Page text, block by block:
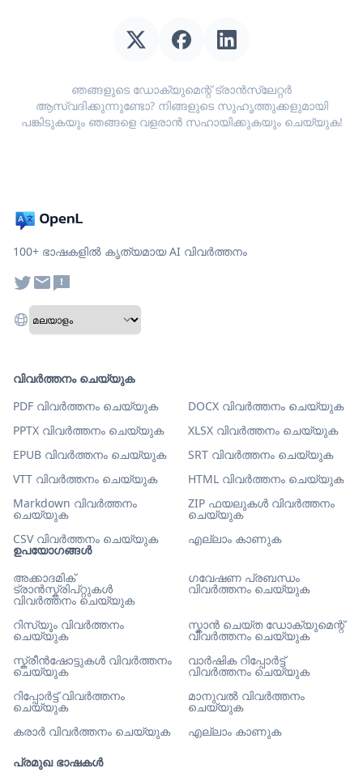
ഞങ്ങളുടെ ഡോക്യുമെന്റ് ട്രാൻസ്ലേറ്റർ
ആസ്വദിക്കുന്നുണ്ടോ? നിങ്ങളുടെ സുഹൃത്തുക്കളുമായി
പങ്കിടുകയും ഞങ്ങളെ വളരാൻ സഹായിക്കുകയും ചെയ്യുക!
100+ ഭാഷകളിൽ കൃത്യമായ AI വിവർത്തനം
ഉപയോഗങ്ങൾ
അക്കാദമിക്
ട്രാൻസ്ക്രിപ്റ്റുകൾ
വിവർത്തനം ചെയ്യുക
ഗവേഷണ പ്രബന്ധം
വിവർത്തനം ചെയ്യുക
റിസ്യൂം വിവർത്തനം
ചെയ്യുക
സ്കാൻ ചെയ്ത ഡോക്യുമെന്റ്
വിവർത്തനം ചെയ്യുക
സ്ക്രീൻഷോട്ടുകൾ വിവർത്തനം
ചെയ്യുക
വാർഷിക റിപ്പോർട്ട്
വിവർത്തനം ചെയ്യുക
റിപ്പോർട്ട് വിവർത്തനം
ചെയ്യുക
മാനുവൽ വിവർത്തനം
ചെയ്യുക
കരാർ വിവർത്തനം ചെയ്യുക
എല്ലാം കാണുക
പ്രമുഖ ഭാഷകൾ
വിവർത്തനം ചെയ്യുക
PDF വിവർത്തനം ചെയ്യുക
DOCX വിവർത്തനം ചെയ്യുക
PPTX വിവർത്തനം ചെയ്യുക
XLSX വിവർത്തനം ചെയ്യുക
EPUB വിവർത്തനം ചെയ്യുക
SRT വിവർത്തനം ചെയ്യുക
VTT വിവർത്തനം ചെയ്യുക
HTML വിവർത്തനം ചെയ്യുക
Markdown വിവർത്തനം
ചെയ്യുക
ZIP ഫയലുകൾ വിവർത്തനം
ചെയ്യുക
CSV വിവർത്തനം ചെയ്യുക
എല്ലാം കാണുക